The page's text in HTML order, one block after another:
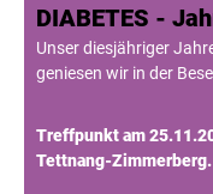
DIABETES -
Unser diesjähriger
geniesen wir in der
Treffpunkt am
Tettnang-Zimmerberg.